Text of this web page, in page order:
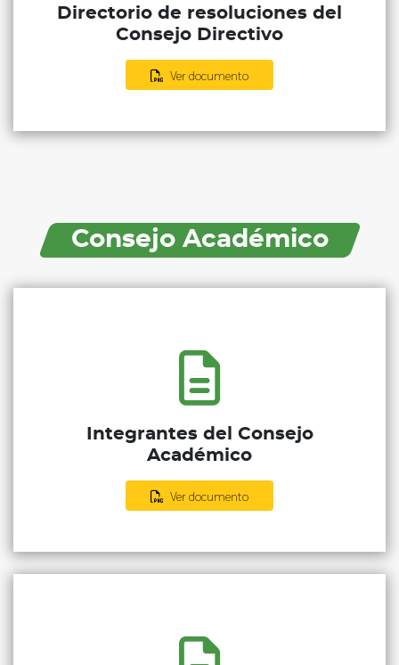
Directorio de resoluciones del
Consejo Directivo
Ver documento
Consejo Académico
Integrantes del Consejo
Académico
Ver documento